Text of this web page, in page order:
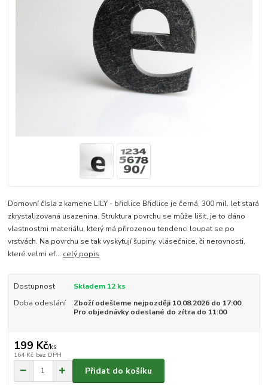
Domovní čísla z kamene LILY - břidlice Břidlice je černá, 300 mil. let stará
zkrystalizovaná usazenina. Struktura povrchu se může lišit, je to dáno
vlastnostmi materiálu, který má přirozenou tendenci loupat se po
vrstvách. Na povrchu se tak vyskytují šupiny, vlásečnice, či nerovnosti,
které velmi ef... celý popis
Dostupnost
Skladem 12 ks
Doba odeslání
Zboží odešleme nejpozději 10.08.2026 do 17:00.
Pro objednávky odeslané do zítra do 11:00
199 Kč/ks
164 Kč bez DPH
Přidat do košíku